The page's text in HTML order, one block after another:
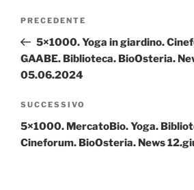
Articolo
precedente:
PRECEDENTE
5×1000. Yoga in giardino.
GAABE. Biblioteca. BioOsteria.
05.06.2024
Articolo
successivo
SUCCESSIVO
5×1000. MercatoBio. Yoga.
Cineforum. BioOsteria. News